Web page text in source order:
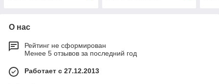
О нас
Рейтинг не сформирован
Менее 5 отзывов за последний год
Работает с 27.12.2013